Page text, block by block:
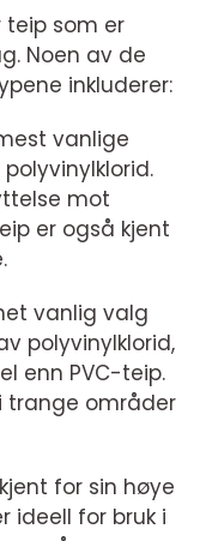
teip som er
Noen av de
inkluderer:
vanlige
mot
er også kjent
vanlig valg
polyvinylklorid,
enn PVC-teip.
trange områder
for sin høye
ideell for bruk i